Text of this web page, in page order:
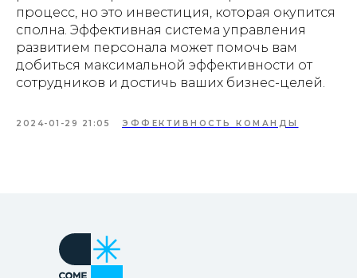
процесс, но это инвестиция, которая окупится
сполна. Эффективная система управления
развитием персонала может помочь вам
добиться максимальной эффективности от
сотрудников и достичь ваших бизнес-целей.
2024-01-29 21:05 ЭФФЕКТИВНОСТЬ КОМАНДЫ